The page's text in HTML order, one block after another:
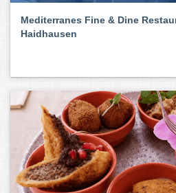
Mediterranes Fine & Dine
Haidhausen